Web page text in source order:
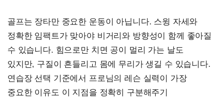
골프는 장타만 중요한 운동이 아닙니다. 스윙 자세와
정확한 임팩트가 맞아야 비거리와 방향성이 함께 좋아질
수 있습니다. 힘으로만 치면 공이 멀리 가는 날도
있지만, 구질이 흔들리고 몸에 무리가 생길 수 있습니다.
연습장 선택 기준에서 프로님의 레슨 실력이 가장
중요한 이유도 이 지점을 정확히 구분해주기